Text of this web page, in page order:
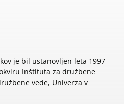
je bil ustanovljen leta 1997
Inštituta za družbene
vede, Univerza v